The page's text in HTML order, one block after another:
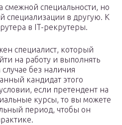
смежной специальности, но
специализации в другую. К
в IT-рекрутеры.
специалист, который
на работу и выполнять
без наличия
кандидат этого
если претендент на
курсы, то вы можете
период, чтобы он